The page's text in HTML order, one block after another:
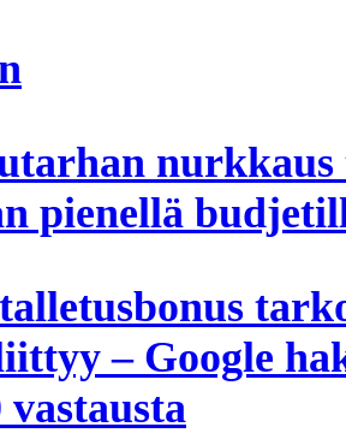
nurkkaus
pienellä
– Google